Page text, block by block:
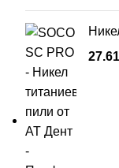
27.61